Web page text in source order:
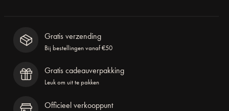
Gratis verzending
Bij bestellingen vanaf €50
Gratis cadeauverpakking
Leuk om uit te pakken
Officieel verkooppunt